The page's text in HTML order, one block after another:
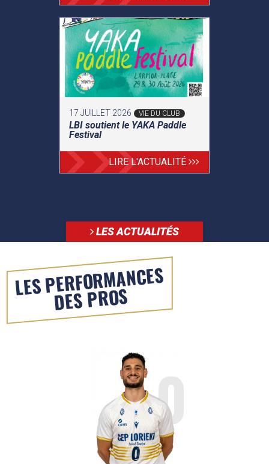
17 JUILLET 2026 VIE DU CLUB
LBI soutient le YAKA Paddle
Festival
LIRE L'ACTUALITÉ
LES ACTUALITÉS
LES PERFORMANCES
DES PROS
0